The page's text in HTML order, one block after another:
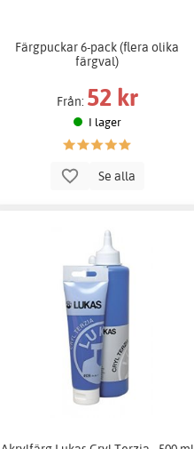
Färgpuckar 6-pack (flera olika
färgval)
Från: 52 kr
I lager
Se alla